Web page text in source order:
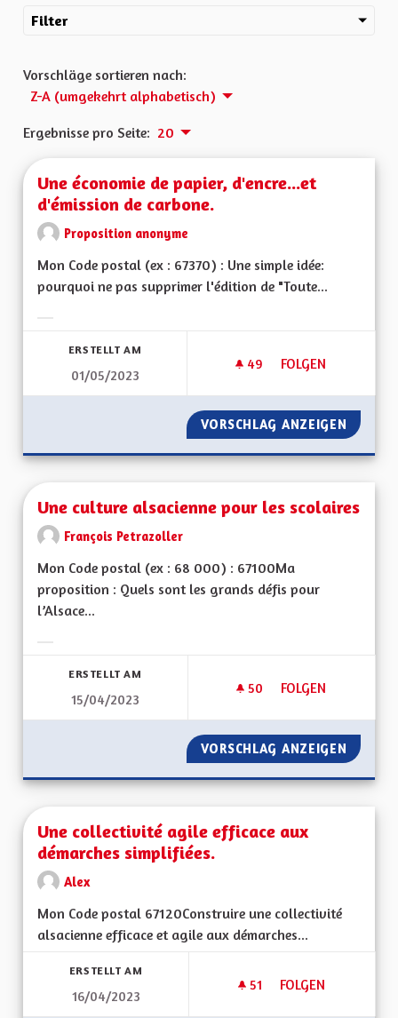
Filter
Vorschläge sortieren nach:
Z-A (umgekehrt alphabetisch)
Ergebnisse pro Seite: 20
Une économie de papier, d'encre...et
d'émission de carbone.
Proposition anonyme
Mon Code postal (ex : 67370) : Une simple idée:
pourquoi ne pas supprimer l'édition de "Toute...
ERSTELLT AM
01/05/2023
49 49 FOLLOWER
FOLGEN
UNE ÉCONOMIE
VORSCHLAG ANZEIGEN UNE
Une culture alsacienne pour les scolaires
François Petrazoller
Mon Code postal (ex : 68 000) : 67100Ma
proposition : Quels sont les grands défis pour
l’Alsace...
ERSTELLT AM
15/04/2023
50 50 FOLLOWER
FOLGEN
UNE CULTURE
VORSCHLAG ANZEIGEN UNE
Une collectivité agile efficace aux
démarches simplifiées.
Alex
Mon Code postal 67120Construire une collectivité
alsacienne efficace et agile aux démarches...
ERSTELLT AM
16/04/2023
51 51 FOLLOWER
FOLGEN
UNE